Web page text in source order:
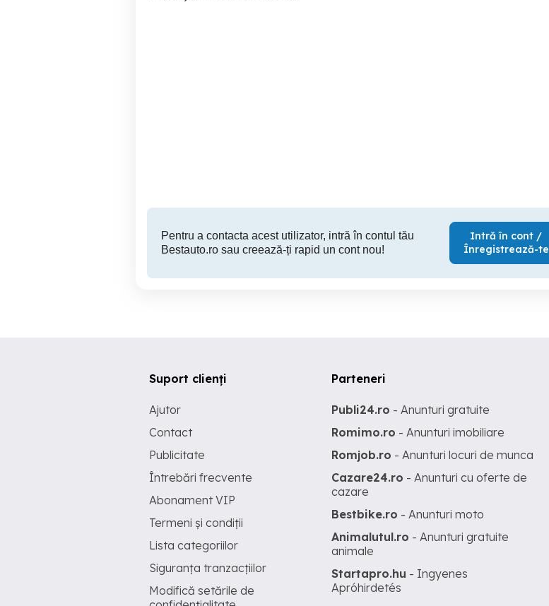
Pentru a contacta acest utilizator, intră în contul tău
Bestauto.ro sau creează-ți rapid un cont nou!
Intră în cont /
Înregistrează-te
Suport clienți
Ajutor
Contact
Publicitate
Întrebări frecvente
Abonament VIP
Termeni și condiții
Lista categoriilor
Siguranța tranzacțiilor
Modifică setările de
Parteneri
Publi24.ro - Anunturi gratuite
Romimo.ro - Anunturi imobiliare
Romjob.ro - Anunturi locuri de munca
Cazare24.ro - Anunturi cu oferte de
cazare
Bestbike.ro - Anunturi moto
Animalutul.ro - Anunturi gratuite
animale
Startapro.hu - Ingyenes
Apróhirdetés